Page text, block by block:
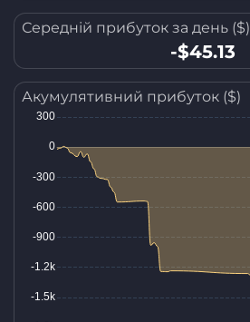
Середній прибуток за день ($)
-$45.13
Акумулятивний прибуток ($)